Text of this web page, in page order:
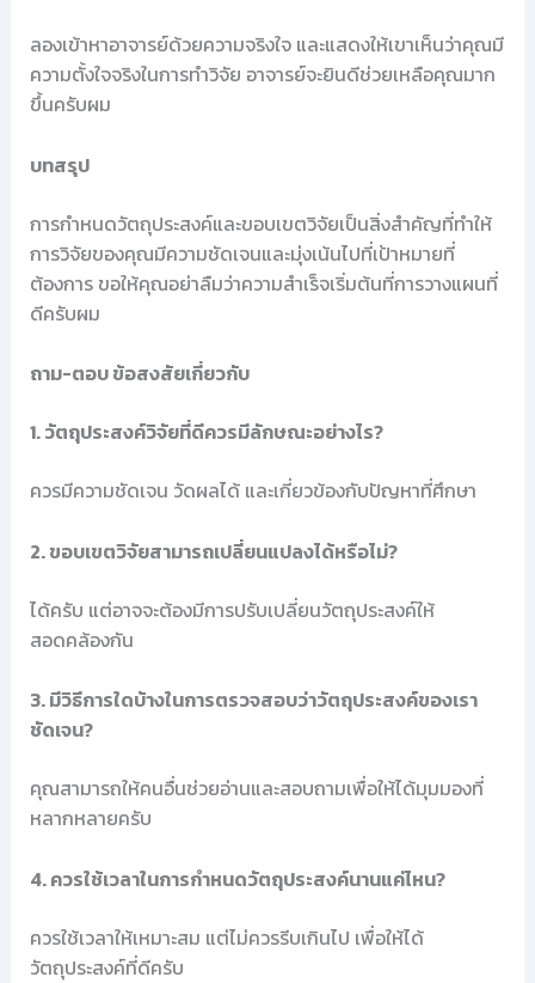
ลองเข้าหาอาจารย์ด้วยความจริงใจ และแสดงให้เขาเห็นว่าคุณมี
ความตั้งใจจริงในการทำวิจัย อาจารย์จะยินดีช่วยเหลือคุณมาก
ขึ้นครับผม
บทสรุป
การกำหนดวัตถุประสงค์และขอบเขตวิจัยเป็นสิ่งสำคัญที่ทำให้
การวิจัยของคุณมีความชัดเจนและมุ่งเน้นไปที่เป้าหมายที่
ต้องการ ขอให้คุณอย่าลืมว่าความสำเร็จเริ่มต้นที่การวางแผนที่
ดีครับผม
ถาม-ตอบ ข้อสงสัยเกี่ยวกับ
1. วัตถุประสงค์วิจัยที่ดีควรมีลักษณะอย่างไร?
ควรมีความชัดเจน วัดผลได้ และเกี่ยวข้องกับปัญหาที่ศึกษา
2. ขอบเขตวิจัยสามารถเปลี่ยนแปลงได้หรือไม่?
ได้ครับ แต่อาจจะต้องมีการปรับเปลี่ยนวัตถุประสงค์ให้
สอดคล้องกัน
3. มีวิธีการใดบ้างในการตรวจสอบว่าวัตถุประสงค์ของเรา
ชัดเจน?
คุณสามารถให้คนอื่นช่วยอ่านและสอบถามเพื่อให้ได้มุมมองที่
หลากหลายครับ
4. ควรใช้เวลาในการกำหนดวัตถุประสงค์นานแค่ไหน?
ควรใช้เวลาให้เหมาะสม แต่ไม่ควรรีบเกินไป เพื่อให้ได้
วัตถุประสงค์ที่ดีครับ